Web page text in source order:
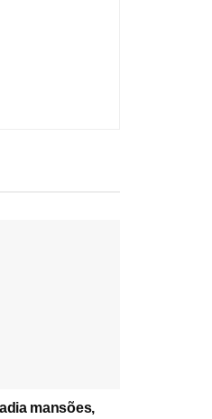
mansões,